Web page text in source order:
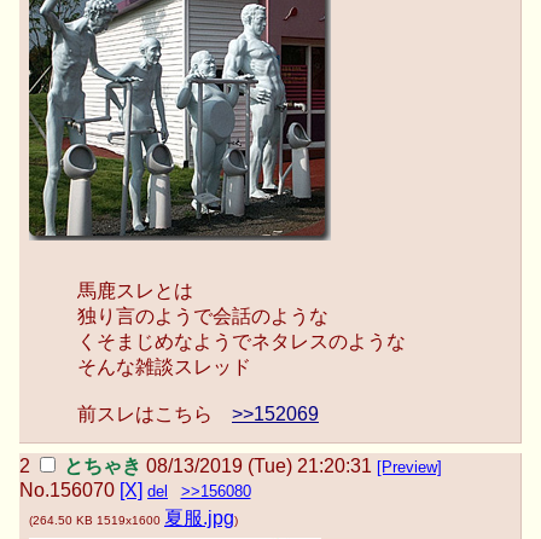
馬鹿スレとは
独り言のようで会話のような
くそまじめなようでネタレスのような
そんな雑談スレッド
前スレはこちら >>152069
とちゃき 08/13/2019 (Tue) 21:20:31 [Preview]
No.156070 [X] del >>156080
(264.50 KB 1519x1600 夏服.jpg)